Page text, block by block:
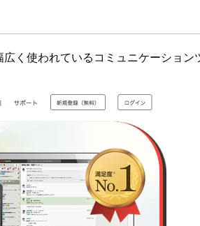
く使われているコミュニケーション